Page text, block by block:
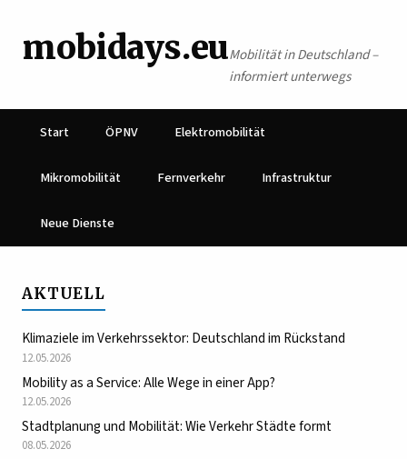
mobidays.euMobilität in Deutschland –
informiert unterwegs
Start ÖPNV Elektromobilität
Mikromobilität Fernverkehr Infrastruktur
Neue Dienste
AKTUELL
Klimaziele im Verkehrssektor: Deutschland im Rückstand
12.05.2026
Mobility as a Service: Alle Wege in einer App?
12.05.2026
Stadtplanung und Mobilität: Wie Verkehr Städte formt
08.05.2026